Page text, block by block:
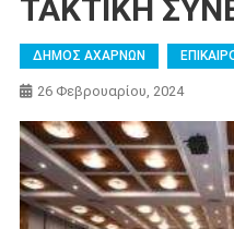
ΤΑΚΤΙΚΗ
ΔΗΜΟΣ ΑΧΑΡΝΩΝ
26 Φεβρουαρίου, 2024